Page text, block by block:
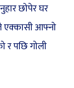
छोपेर घर
एक्कासी आफ्नो
र पछि गोली